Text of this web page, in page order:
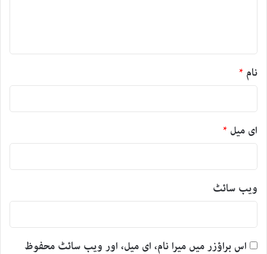
نام *
ای میل *
ویب‌ سائٹ
اس براؤزر میں میرا نام، ای میل، اور ویب سائٹ محفوظ